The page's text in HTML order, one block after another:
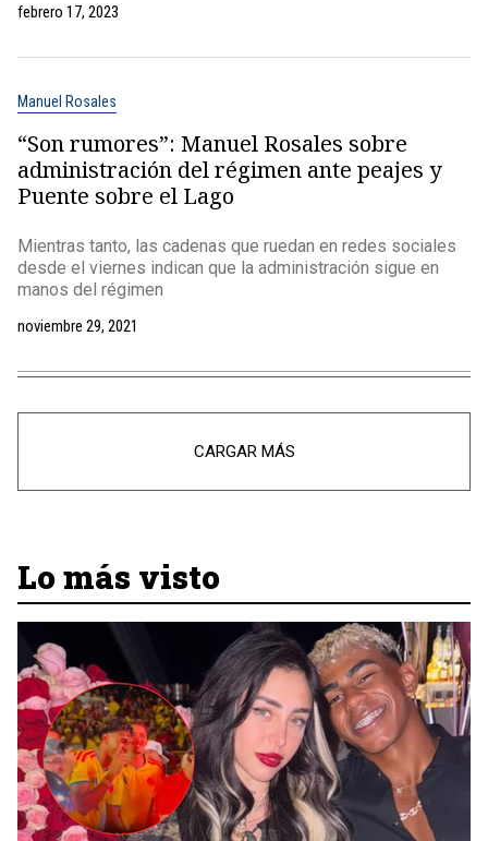
febrero 17, 2023
Manuel Rosales
“Son rumores”: Manuel Rosales sobre
administración del régimen ante peajes y
Puente sobre el Lago
Mientras tanto, las cadenas que ruedan en redes sociales
desde el viernes indican que la administración sigue en
manos del régimen
noviembre 29, 2021
CARGAR MÁS
Lo más visto